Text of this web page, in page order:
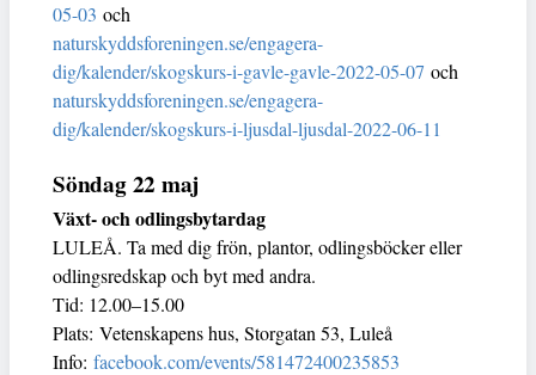
05-03 och
naturskyddsforeningen.se/engagera-
dig/kalender/skogskurs-i-gavle-gavle-2022-05-07 och
naturskyddsforeningen.se/engagera-
dig/kalender/skogskurs-i-ljusdal-ljusdal-2022-06-11
Söndag 22 maj
Växt- och odlingsbytardag
LULEÅ. Ta med dig frön, plantor, odlingsböcker eller
odlingsredskap och byt med andra.
Tid: 12.00–15.00
Plats: Vetenskapens hus, Storgatan 53, Luleå
Info: facebook.com/events/581472400235853